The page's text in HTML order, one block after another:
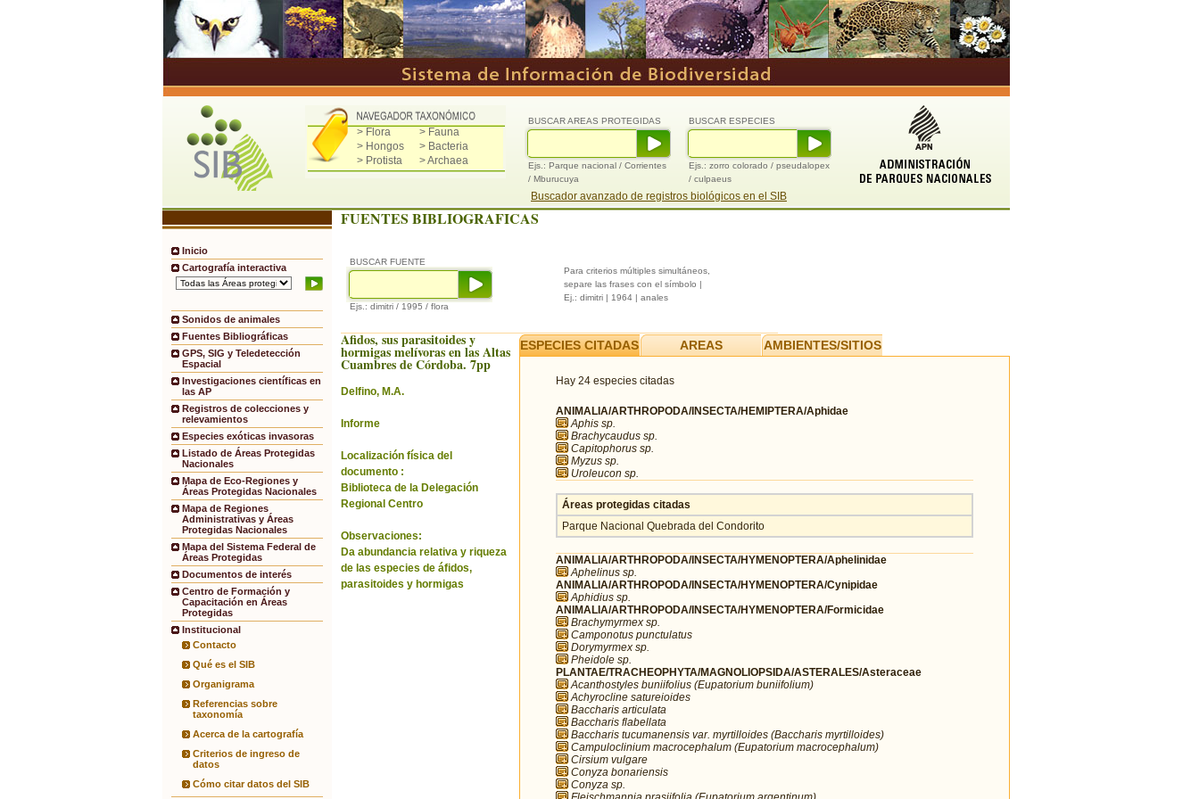
> Flora
> Fauna
> Hongos
> Bacteria
> Protista
> Archaea
BUSCAR ESPECIES
Ejs.: zorro colorado / pseudalopex
/ culpaeus
BUSCAR AREAS PROTEGIDAS
Ejs.: Parque nacional / Corrientes
/ Mburucuya
Buscador avanzado de registros biológicos en el SIB
Inicio
Cartografía interactiva
Sonidos de animales
Fuentes Bibliográficas
GPS, SIG y Teledetección
Espacial
Investigaciones científicas en
las AP
Registros de colecciones y
relevamientos
Especies exóticas invasoras
Listado de Áreas Protegidas
Nacionales
Mapa de Eco-Regiones y
Áreas Protegidas Nacionales
Mapa de Regiones
Administrativas y Áreas
Protegidas Nacionales
Mapa del Sistema Federal de
Áreas Protegidas
Documentos de interés
Centro de Formación y
Capacitación en Áreas
Protegidas
Institucional
Contacto
Qué es el SIB
Organigrama
Referencias sobre
taxonomía
Acerca de la cartografía
Criterios de ingreso de
datos
Cómo citar datos del SIB
FUENTES BIBLIOGRAFICAS
BUSCAR FUENTE
Ejs.: dimitri / 1995 / flora
Para criterios múltiples simultáneos,
separe las frases con el símbolo |
Ej.: dimitri | 1964 | anales
Afidos, sus parasitoides y
hormigas melívoras en las Altas
Cuambres de Córdoba. 7pp
Delfino, M.A.
Informe
Localización física del
documento :
Biblioteca de la Delegación
Regional Centro
Observaciones:
Da abundancia relativa y riqueza
de las especies de áfidos,
parasitoides y hormigas
ESPECIES CITADAS AREAS AMBIENTES/SITIOS
Hay 24 especies citadas
ANIMALIA/ARTHROPODA/INSECTA/HEMIPTERA/Aphidae
Aphis sp.
Brachycaudus sp.
Capitophorus sp.
Myzus sp.
Uroleucon sp.
Áreas protegidas citadas
Parque Nacional Quebrada del Condorito
ANIMALIA/ARTHROPODA/INSECTA/HYMENOPTERA/Aphelinidae
Aphelinus sp.
ANIMALIA/ARTHROPODA/INSECTA/HYMENOPTERA/Cynipidae
Aphidius sp.
ANIMALIA/ARTHROPODA/INSECTA/HYMENOPTERA/Formicidae
Brachymyrmex sp.
Camponotus punctulatus
Dorymyrmex sp.
Pheidole sp.
PLANTAE/TRACHEOPHYTA/MAGNOLIOPSIDA/ASTERALES/Asteraceae
Acanthostyles buniifolius (Eupatorium buniifolium)
Achyrocline satureioides
Baccharis articulata
Baccharis flabellata
Baccharis tucumanensis var. myrtilloides (Baccharis myrtilloides)
Campuloclinium macrocephalum (Eupatorium macrocephalum)
Cirsium vulgare
Conyza bonariensis
Conyza sp.